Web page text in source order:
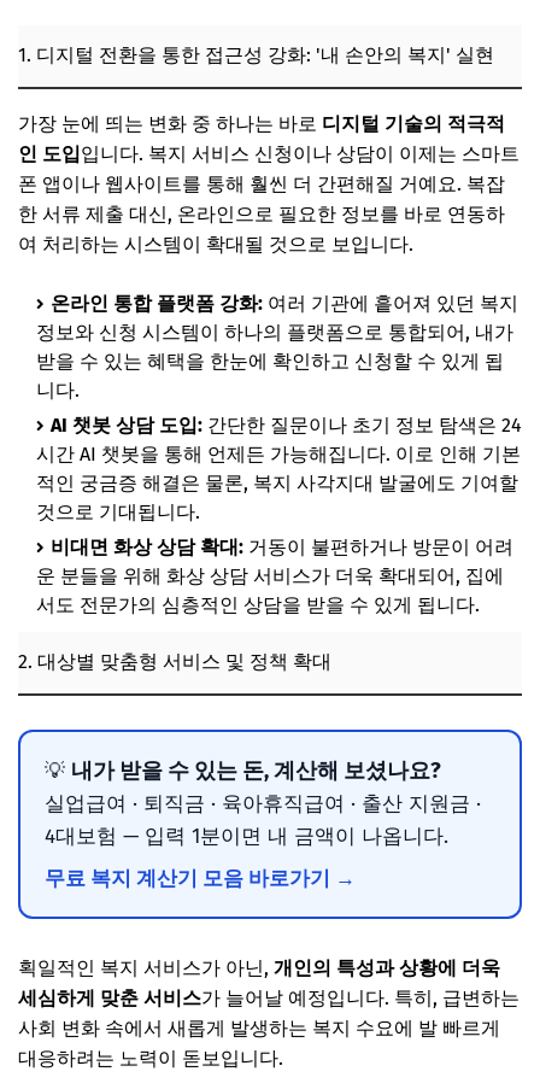
1. 디지털 전환을 통한 접근성 강화: '내 손안의 복지' 실현
가장 눈에 띄는 변화 중 하나는 바로 디지털 기술의 적극적
인 도입입니다. 복지 서비스 신청이나 상담이 이제는 스마트
폰 앱이나 웹사이트를 통해 훨씬 더 간편해질 거예요. 복잡
한 서류 제출 대신, 온라인으로 필요한 정보를 바로 연동하
여 처리하는 시스템이 확대될 것으로 보입니다.
온라인 통합 플랫폼 강화: 여러 기관에 흩어져 있던 복지
정보와 신청 시스템이 하나의 플랫폼으로 통합되어, 내가
받을 수 있는 혜택을 한눈에 확인하고 신청할 수 있게 됩
니다.
AI 챗봇 상담 도입: 간단한 질문이나 초기 정보 탐색은 24
시간 AI 챗봇을 통해 언제든 가능해집니다. 이로 인해 기본
적인 궁금증 해결은 물론, 복지 사각지대 발굴에도 기여할
것으로 기대됩니다.
비대면 화상 상담 확대: 거동이 불편하거나 방문이 어려
운 분들을 위해 화상 상담 서비스가 더욱 확대되어, 집에
서도 전문가의 심층적인 상담을 받을 수 있게 됩니다.
2. 대상별 맞춤형 서비스 및 정책 확대
💡 내가 받을 수 있는 돈, 계산해 보셨나요?
실업급여 · 퇴직금 · 육아휴직급여 · 출산 지원금 ·
4대보험 — 입력 1분이면 내 금액이 나옵니다.
무료 복지 계산기 모음 바로가기 →
획일적인 복지 서비스가 아닌, 개인의 특성과 상황에 더욱
세심하게 맞춘 서비스가 늘어날 예정입니다. 특히, 급변하는
사회 변화 속에서 새롭게 발생하는 복지 수요에 발 빠르게
대응하려는 노력이 돋보입니다.